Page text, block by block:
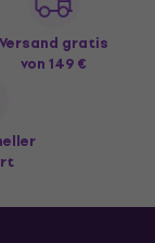
Versand gratis
von 149 €